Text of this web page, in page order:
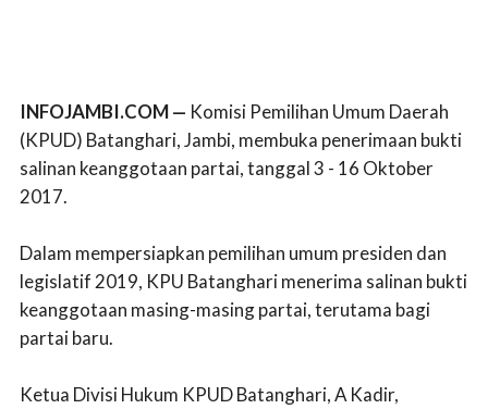
INFOJAMBI.COM — Komisi Pemilihan Umum Daerah
(KPUD) Batanghari, Jambi, membuka penerimaan bukti
salinan keanggotaan partai, tanggal 3 - 16 Oktober
2017.
Dalam mempersiapkan pemilihan umum presiden dan
legislatif 2019, KPU Batanghari menerima salinan bukti
keanggotaan masing-masing partai, terutama bagi
partai baru.
Ketua Divisi Hukum KPUD Batanghari, A Kadir,